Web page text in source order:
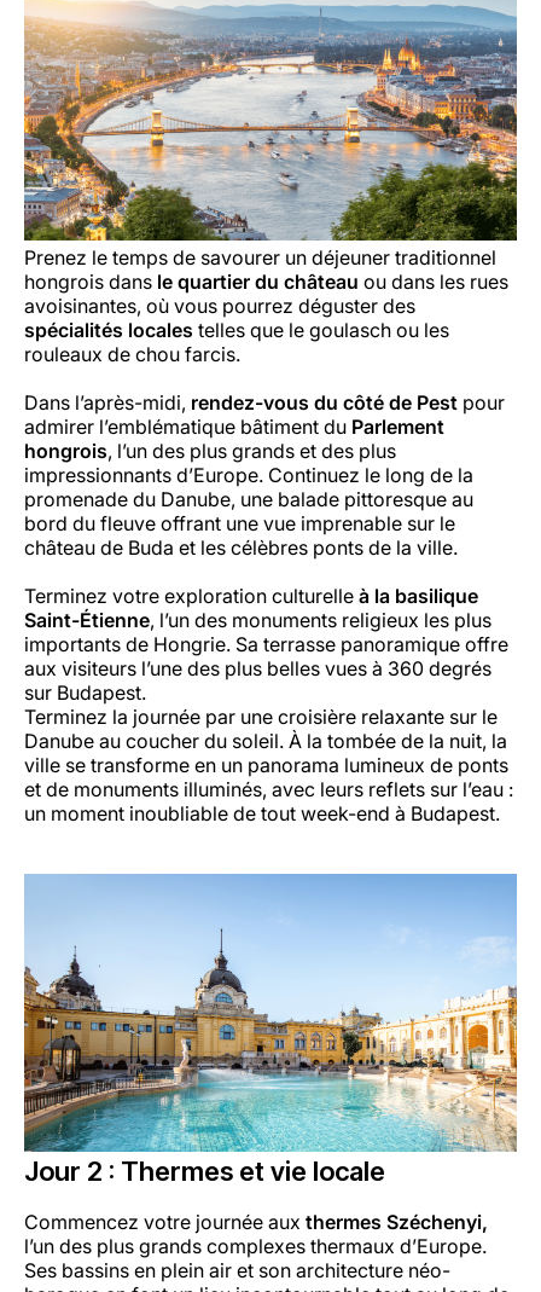
Prenez le temps de savourer un déjeuner traditionnel
hongrois dans le quartier du château ou dans les rues
avoisinantes, où vous pourrez déguster des
spécialités locales telles que le goulasch ou les
rouleaux de chou farcis.
Dans l’après-midi, rendez-vous du côté de Pest pour
admirer l’emblématique bâtiment du Parlement
hongrois, l’un des plus grands et des plus
impressionnants d’Europe. Continuez le long de la
promenade du Danube, une balade pittoresque au
bord du fleuve offrant une vue imprenable sur le
château de Buda et les célèbres ponts de la ville.
Terminez votre exploration culturelle à la basilique
Saint-Étienne, l’un des monuments religieux les plus
importants de Hongrie. Sa terrasse panoramique offre
aux visiteurs l’une des plus belles vues à 360 degrés
sur Budapest.
Terminez la journée par une croisière relaxante sur le
Danube au coucher du soleil. À la tombée de la nuit, la
ville se transforme en un panorama lumineux de ponts
et de monuments illuminés, avec leurs reflets sur l’eau :
un moment inoubliable de tout week-end à Budapest.
Jour 2 : Thermes et vie locale
Commencez votre journée aux thermes Széchenyi,
l’un des plus grands complexes thermaux d’Europe.
Ses bassins en plein air et son architecture néo-